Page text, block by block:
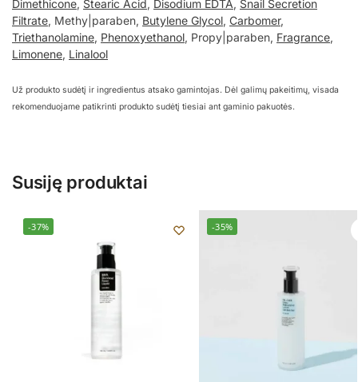
Dimethicone, Stearic Acid, Disodium EDTA, Snail Secretion
Filtrate, Methy|paraben, Butylene Glycol, Carbomer,
Triethanolamine, Phenoxyethanol, Propy|paraben, Fragrance,
Limonene, Linalool
Už produkto sudėtį ir ingredientus atsako gamintojas. Dėl galimų pakeitimų, visada
rekomenduojame patikrinti produkto sudėtį tiesiai ant gaminio pakuotės.
Susiję produktai
-37% -35%